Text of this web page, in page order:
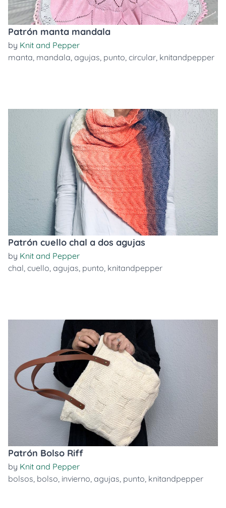
Patrón manta mandala
by Knit and Pepper
manta, mandala, agujas, punto, circular, knitandpepper
Patrón cuello chal a dos agujas
by Knit and Pepper
chal, cuello, agujas, punto, knitandpepper
Patrón Bolso Riff
by Knit and Pepper
bolsos, bolso, invierno, agujas, punto, knitandpepper